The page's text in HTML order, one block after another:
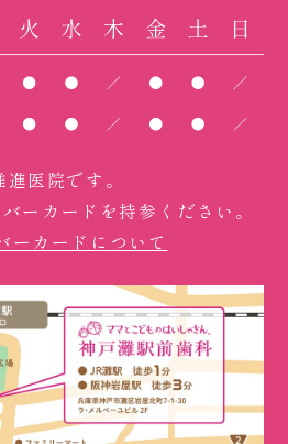
医院です。
ーカードを持参ください。
ーカードについて